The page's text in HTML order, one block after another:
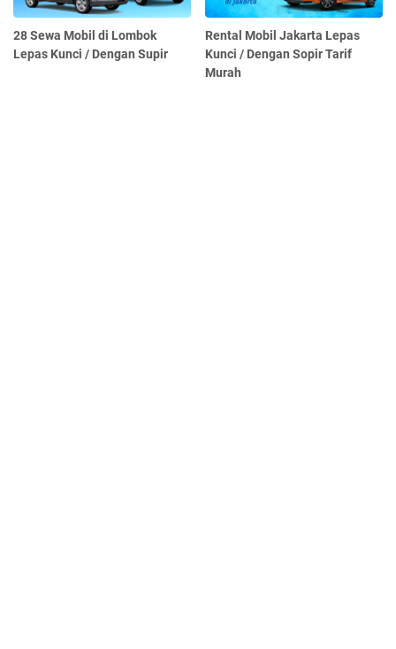
28 Sewa Mobil di Lombok
Lepas Kunci / Dengan Supir
Rental Mobil Jakarta Lepas
Kunci / Dengan Sopir Tarif
Murah